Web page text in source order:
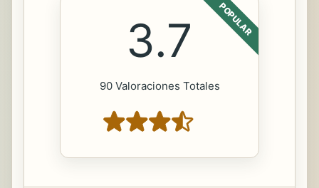
POPULAR
3.7
90 Valoraciones Totales